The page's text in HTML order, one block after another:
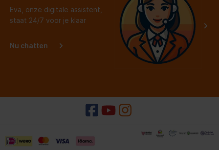
Eva, onze digitale assistent,
staat 24/7 voor je klaar
Nu chatten